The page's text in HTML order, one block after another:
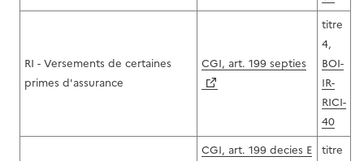
RI - Versements de certaines
primes d'assurance
CGI, art. 199 septies
titre
4,
BOI-
IR-
RICI-
40
CGI, art. 199 decies E
titre